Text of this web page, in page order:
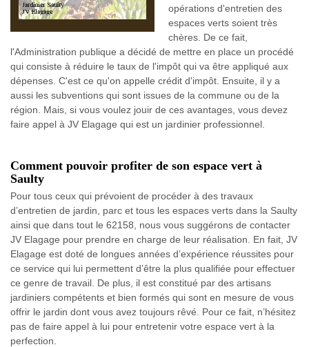
opérations d'entretien des
espaces verts soient très
chères. De ce fait,
l'Administration publique a décidé de mettre en place un procédé
qui consiste à réduire le taux de l'impôt qui va être appliqué aux
dépenses. C'est ce qu'on appelle crédit d'impôt. Ensuite, il y a
aussi les subventions qui sont issues de la commune ou de la
région. Mais, si vous voulez jouir de ces avantages, vous devez
faire appel à JV Elagage qui est un jardinier professionnel.
Comment pouvoir profiter de son espace vert à
Saulty
Pour tous ceux qui prévoient de procéder à des travaux
d’entretien de jardin, parc et tous les espaces verts dans la Saulty
ainsi que dans tout le 62158, nous vous suggérons de contacter
JV Elagage pour prendre en charge de leur réalisation. En fait, JV
Elagage est doté de longues années d’expérience réussites pour
ce service qui lui permettent d’être la plus qualifiée pour effectuer
ce genre de travail. De plus, il est constitué par des artisans
jardiniers compétents et bien formés qui sont en mesure de vous
offrir le jardin dont vous avez toujours rêvé. Pour ce fait, n’hésitez
pas de faire appel à lui pour entretenir votre espace vert à la
perfection.